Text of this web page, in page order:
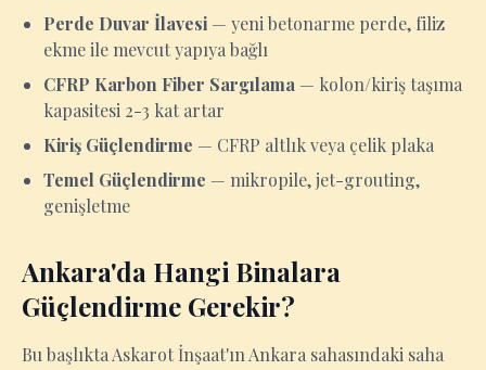
Perde Duvar İlavesi — yeni betonarme perde, filiz
ekme ile mevcut yapıya bağlı
CFRP Karbon Fiber Sargılama — kolon/kiriş taşıma
kapasitesi 2-3 kat artar
Kiriş Güçlendirme — CFRP altlık veya çelik plaka
Temel Güçlendirme — mikropile, jet-grouting,
genişletme
Ankara'da Hangi Binalara
Güçlendirme Gerekir?
Bu başlıkta Askarot İnşaat'ın Ankara sahasındaki saha